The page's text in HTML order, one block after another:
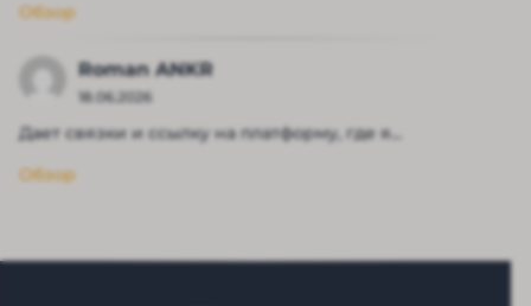
Обзор
Roman ANKR
18.06.2026
Дает связки и ссылку на платформу, где я...
Обзор